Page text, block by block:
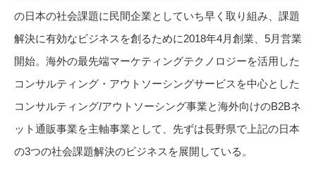
の日本の社会課題に民間企業としていち早く取り組み、課題
解決に有効なビジネスを創るために2018年4月創業、5月営業
開始。海外の最先端マーケティングテクノロジーを活用した
コンサルティング・アウトソーシングサービスを中心とした
コンサルティング/アウトソーシング事業と海外向けのB2Bネ
ット通販事業を主軸事業として、先ずは長野県で上記の日本
の3つの社会課題解決のビジネスを展開している。